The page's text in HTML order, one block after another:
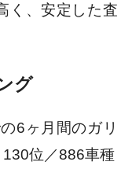
く、安定した査
グ
6ヶ月間のガリ
位／886車種